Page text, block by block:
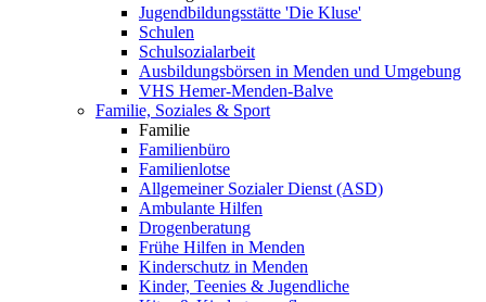
Jugendbildungsstätte 'Die Kluse'
Schulen
Schulsozialarbeit
Ausbildungsbörsen in Menden und Umgebung
VHS Hemer-Menden-Balve
Familie, Soziales & Sport
Familie
Familienbüro
Familienlotse
Allgemeiner Sozialer Dienst (ASD)
Ambulante Hilfen
Drogenberatung
Frühe Hilfen in Menden
Kinderschutz in Menden
Kinder, Teenies & Jugendliche